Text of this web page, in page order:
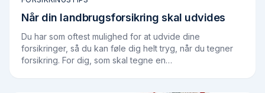
Når din landbrugsforsikring skal udvides
Du har som oftest mulighed for at udvide dine
forsikringer, så du kan føle dig helt tryg, når du tegner
forsikring. For dig, som skal tegne en